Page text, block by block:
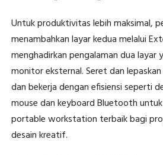
Untuk produktivitas lebih maksimal,
menambahkan layar kedua melalui
menghadirkan pengalaman dua layar
monitor eksternal. Seret dan
dan bekerja dengan efisiensi seperti
mouse dan keyboard Bluetooth
portable workstation terbaik bagi
desain kreatif.